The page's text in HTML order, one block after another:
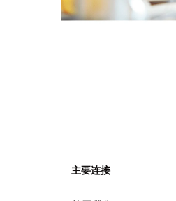
主要连接